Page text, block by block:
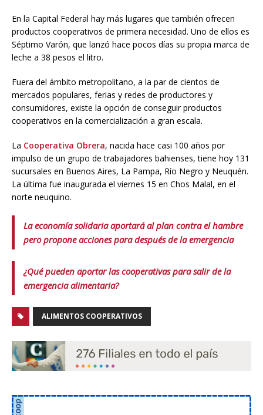
En la Capital Federal hay más lugares que también ofrecen
productos cooperativos de primera necesidad. Uno de ellos es
Séptimo Varón, que lanzó hace pocos días su propia marca de
leche a 38 pesos el litro.
Fuera del ámbito metropolitano, a la par de cientos de
mercados populares, ferias y redes de productores y
consumidores, existe la opción de conseguir productos
cooperativos en la comercialización a gran escala.
La Cooperativa Obrera, nacida hace casi 100 años por
impulso de un grupo de trabajadores bahienses, tiene hoy 131
sucursales en Buenos Aires, La Pampa, Río Negro y Neuquén.
La última fue inaugurada el viernes 15 en Chos Malal, en el
norte neuquino.
La economía solidaria aportará al plan contra el hambre
pero propone acciones para después de la emergencia
¿Qué pueden aportar las cooperativas para salir de la
emergencia alimentaria?
ALIMENTOS COOPERATIVOS